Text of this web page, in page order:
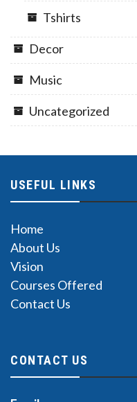
Tshirts
Decor
Music
Uncategorized
USEFUL LINKS
Home
About Us
Vision
Courses Offered
Contact Us
CONTACT US